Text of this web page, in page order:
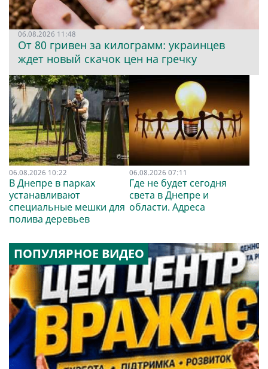
06.08.2026 11:48
От 80 гривен за килограмм: украинцев
ждет новый скачок цен на гречку
06.08.2026 10:22
В Днепре в парках
устанавливают
специальные мешки для
полива деревьев
06.08.2026 07:11
Где не будет сегодня
света в Днепре и
области. Адреса
ПОПУЛЯРНОЕ ВИДЕО